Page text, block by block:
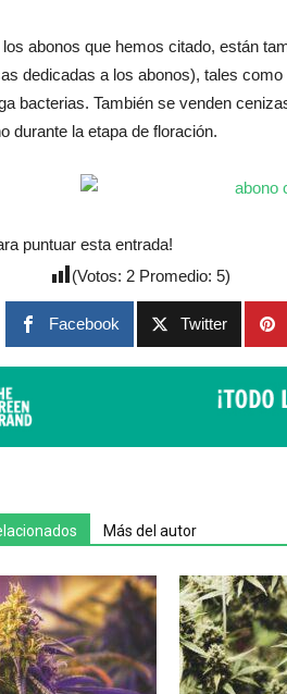
abonos que hemos citado, están
dedicadas a los abonos), tales
bacterias. También se venden
durante la etapa de floración.
puntuar esta entrada!
(Votos: 2 Promedio: 5)
Facebook Twitter
Más del autor